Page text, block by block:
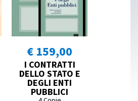
€ 159,00
I CONTRATTI
DELLO STATO E
DEGLI ENTI
PUBBLICI